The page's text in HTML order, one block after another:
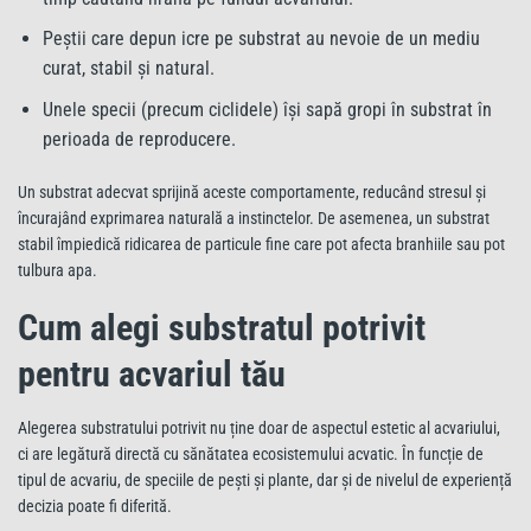
Peștii care depun icre pe substrat au nevoie de un mediu
curat, stabil și natural.
Unele specii (precum ciclidele) își sapă gropi în substrat în
perioada de reproducere.
Un substrat adecvat sprijină aceste comportamente, reducând stresul și
încurajând exprimarea naturală a instinctelor. De asemenea, un substrat
stabil împiedică ridicarea de particule fine care pot afecta branhiile sau pot
tulbura apa.
Cum alegi substratul potrivit
pentru acvariul tău
Alegerea substratului potrivit nu ține doar de aspectul estetic al acvariului,
ci are legătură directă cu sănătatea ecosistemului acvatic. În funcție de
tipul de acvariu, de speciile de pești și plante, dar și de nivelul de experiență
decizia poate fi diferită.